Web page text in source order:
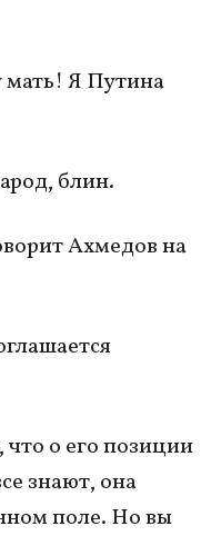
мать! Я Путина
блин.
Ахмедов на
о его позиции
знают, она
поле. Но вы